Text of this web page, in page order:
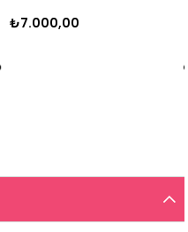
₺7.000,00